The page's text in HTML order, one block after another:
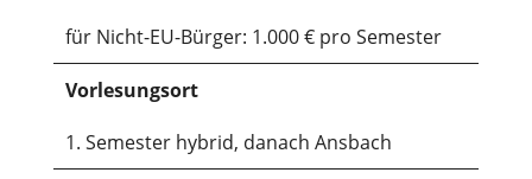
für Nicht-EU-Bürger: 1.000 € pro Semester
Vorlesungsort
1. Semester hybrid, danach Ansbach